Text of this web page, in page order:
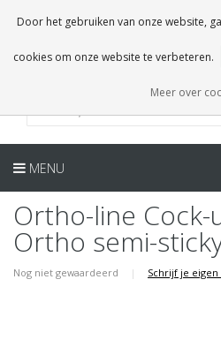
NL
MENU
Ortho-line Cock-
Ortho semi-
Nog niet gewaardeerd | Schrijf je eigen
Door het gebruiken van onze website,
cookies om onze website te verbeteren.
Meer over